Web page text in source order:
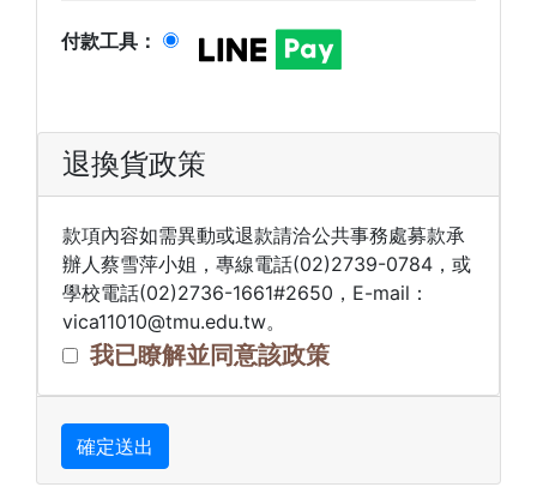
付款工具：
退換貨政策
款項內容如需異動或退款請洽公共事務處募款承
辦人蔡雪萍小姐，專線電話(02)2739-0784，或
學校電話(02)2736-1661#2650，E-mail：
vica11010@tmu.edu.tw。
我已瞭解並同意該政策